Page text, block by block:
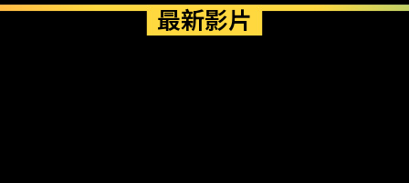
最新影片